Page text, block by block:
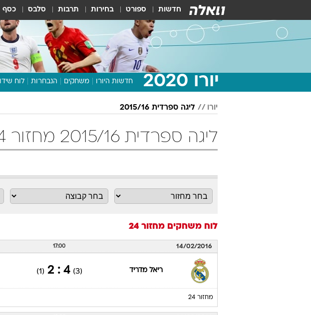
חדשות ספורט בחירות תרבות סלבס כסף
יורו 2020 חדשות היורו משחקים הנבחרות לוח
יורו ליגה ספרדית 2015/16
ליגה ספרדית 2015/16 מחזור 24 כדורגל
לוח משחקים מחזור 24
14/02/2016
17:00
ריאל מדריד (3)
4 : 2
(1)
מחזור 24